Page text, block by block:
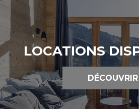
LOCATIONS
DÉCOUVRIR